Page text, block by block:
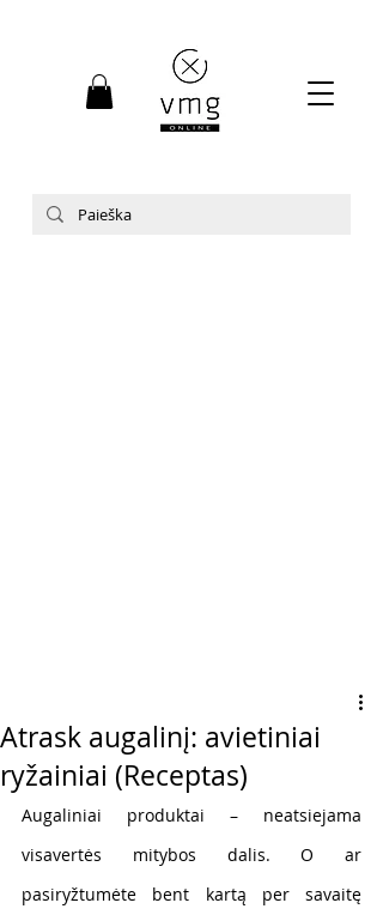
Atrask augalinį: avietiniai
ryžainiai (Receptas)
Augaliniai produktai – neatsiejama
visavertės mitybos dalis. O ar
pasiryžtumėte bent kartą per savaitę